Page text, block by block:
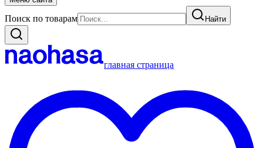
Поиск по товарам Найти
главная страница